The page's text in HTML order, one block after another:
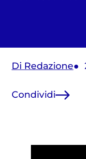
Di Redazione
Condividi